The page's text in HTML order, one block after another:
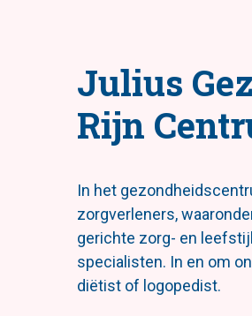
Julius
Rijn
In het
zorgverleners,
gerichte zorg- en
specialisten. In en om
diëtist of logopedist.